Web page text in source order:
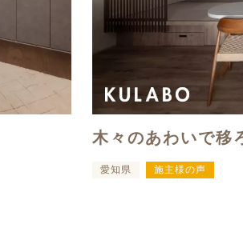
木々のあわいで移
愛知県 施主様の声